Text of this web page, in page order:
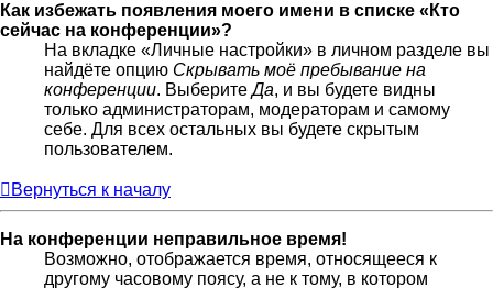
Как избежать появления моего имени в списке «Кто
сейчас на конференции»?
На вкладке «Личные настройки» в личном разделе вы
найдёте опцию Скрывать моё пребывание на
конференции. ВыберитеДа, и вы будете видны
только администраторам, модераторам и самому
себе. Для всех остальных вы будете скрытым
пользователем.
Вернуться к началу
На конференции неправильное время!
Возможно, отображается время, относящееся к
другому часовому поясу, а не к тому, в котором